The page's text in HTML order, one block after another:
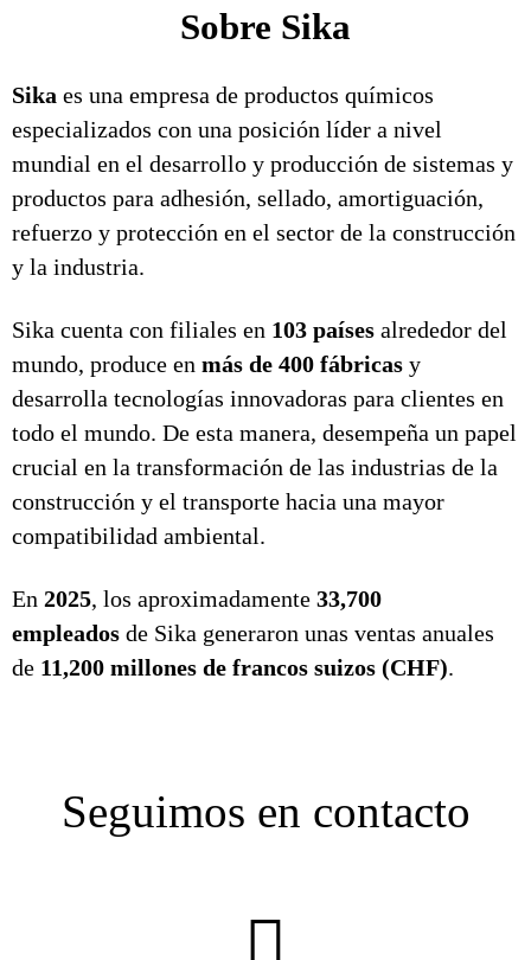
Sobre Sika
Sika es una empresa de productos químicos
especializados con una posición líder a nivel
mundial en el desarrollo y producción de sistemas y
productos para adhesión, sellado, amortiguación,
refuerzo y protección en el sector de la construcción
y la industria.
Sika cuenta con filiales en 103 países alrededor del
mundo, produce en más de 400 fábricas y
desarrolla tecnologías innovadoras para clientes en
todo el mundo. De esta manera, desempeña un papel
crucial en la transformación de las industrias de la
construcción y el transporte hacia una mayor
compatibilidad ambiental.
En 2025, los aproximadamente 33,700
empleados de Sika generaron unas ventas anuales
de 11,200 millones de francos suizos (CHF).
Seguimos en contacto